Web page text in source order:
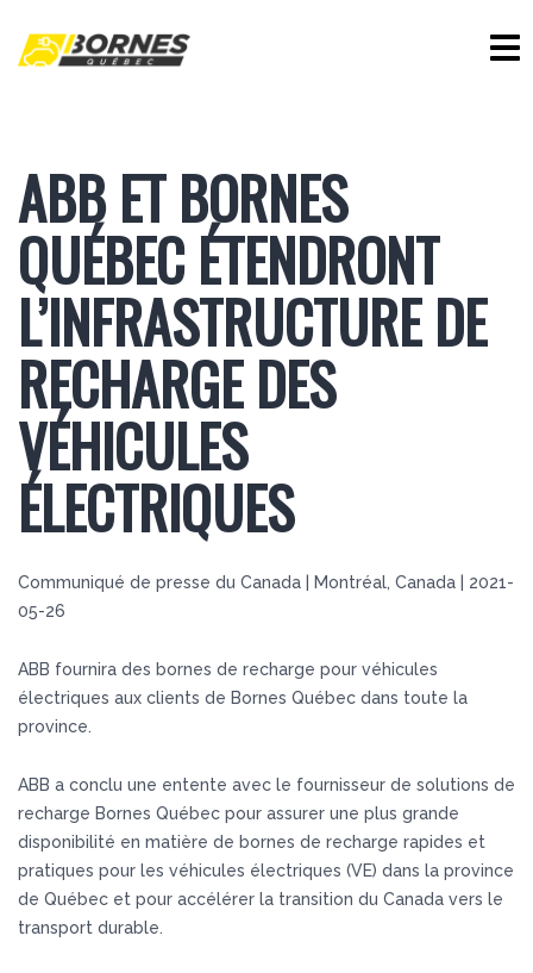
ABB ET BORNES
QUÉBEC ÉTENDRONT
L’INFRASTRUCTURE DE
RECHARGE DES
VÉHICULES
ÉLECTRIQUES
Communiqué de presse du Canada | Montréal, Canada | 2021-
05-26
ABB fournira des bornes de recharge pour véhicules
électriques aux clients de Bornes Québec dans toute la
province.
ABB a conclu une entente avec le fournisseur de solutions de
recharge Bornes Québec pour assurer une plus grande
disponibilité en matière de bornes de recharge rapides et
pratiques pour les véhicules électriques (VE) dans la province
de Québec et pour accélérer la transition du Canada vers le
transport durable.